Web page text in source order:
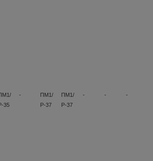
35
-
ПМ1/
Р-37
ПМ1/
Р-37
- - -